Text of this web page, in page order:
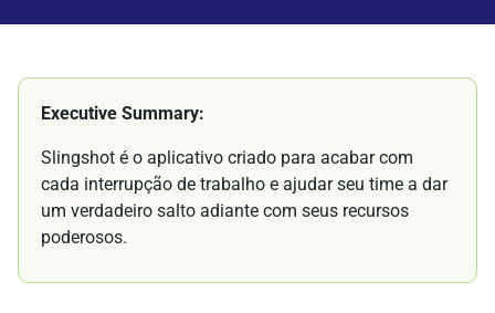
Executive Summary:
Slingshot é o aplicativo criado para acabar com
cada interrupção de trabalho e ajudar seu time a dar
um verdadeiro salto adiante com seus recursos
poderosos.